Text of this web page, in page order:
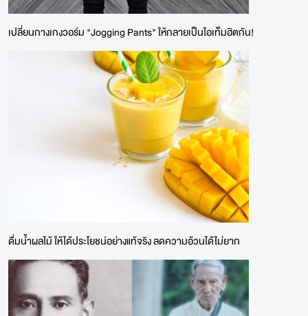
เปลี่ยนกางเกงวอร์ม "Jogging Pants" ให้กลายเป็นไอเท็มฮิตกัน!
ดื่มน้ำผลไม้ ให้ได้ประโยชน์อย่างแท้จริง ลดความอ้วนได้ไม่ยาก